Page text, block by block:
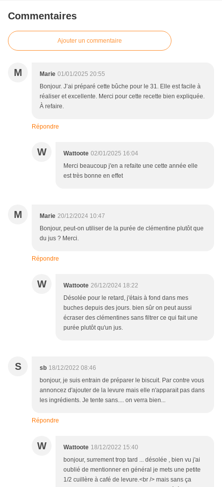
Commentaires
Ajouter un commentaire
M Marie 01/01/2025 20:55
Bonjour. J’ai préparé cette bûche pour le 31. Elle est facile à
réaliser et excellente. Merci pour cette recette bien expliquée.
À refaire.
Répondre
W Wattoote 02/01/2025 16:04
Merci beaucoup j'en a refaite une cette année elle
est très bonne en effet
M Marie 20/12/2024 10:47
Bonjour, peut-on utiliser de la purée de clémentine plutôt que
du jus ? Merci.
Répondre
W Wattoote 26/12/2024 18:22
Désolée pour le retard, j'étais à fond dans mes
buches depuis des jours. bien sûr on peut aussi
écraser des clémentines sans filtrer ce qui fait une
purée plutôt qu'un jus.
S sb 18/12/2022 08:46
bonjour, je suis entrain de préparer le biscuit. Par contre vous
annoncez d'ajouter de la levure mais elle n'apparait pas dans
les ingrédients. Je tente sans.... on verra bien...
Répondre
W Wattoote 18/12/2022 15:40
bonjour, surrement trop tard ... désolée , bien vu j'ai
oublié de mentionner en général je mets une petite
1/2 cuillère à café de levure.<br /> mais sans ça